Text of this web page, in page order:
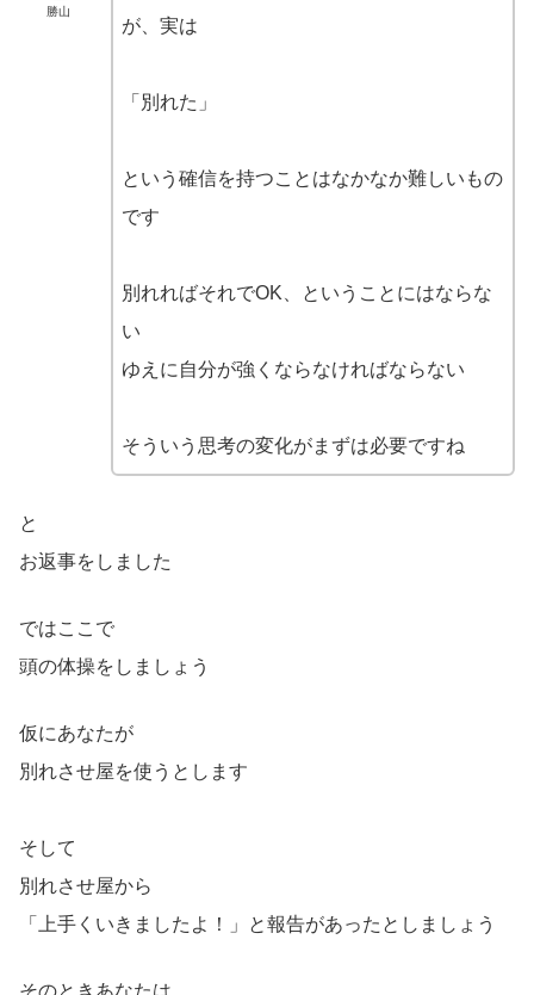
勝山
が、実は
「別れた」
という確信を持つことはなかなか難しいもの
です
別れればそれでOK、ということにはならな
い
ゆえに自分が強くならなければならない
そういう思考の変化がまずは必要ですね
と
お返事をしました
ではここで
頭の体操をしましょう
仮にあなたが
別れさせ屋を使うとします
そして
別れさせ屋から
「上手くいきましたよ！」と報告があったとしましょう